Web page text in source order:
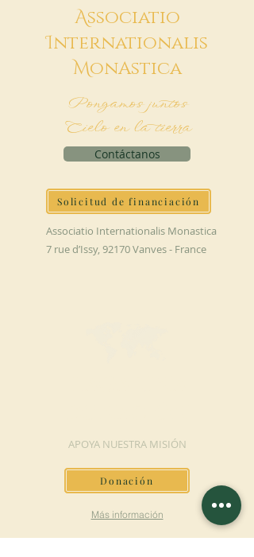
Associatio
Internationalis
MonAstica
Pongamos juntos
Cielo en la tierra
Contáctanos
Solicitud de financiación
Associatio Internationalis Monastica
7 rue d’Issy, 92170 Vanves - France
APOYA NUESTRA MISIÓN
Donación
Más información